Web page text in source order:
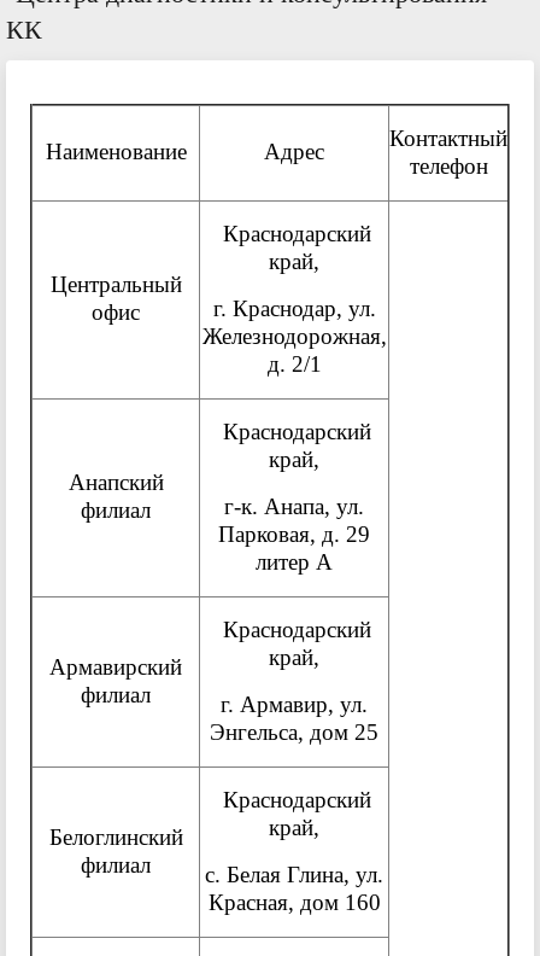
КК
Наименование Адрес
Контактный
телефон
Центральный
офис
Краснодарский
край,
г. Краснодар, ул.
Железнодорожная,
д. 2/1
Анапский
филиал
Краснодарский
край,
г-к. Анапа, ул.
Парковая, д. 29
литер А
Армавирский
филиал
Краснодарский
край,
г. Армавир, ул.
Энгельса, дом 25
Белоглинский
филиал
Краснодарский
край,
с. Белая Глина, ул.
Красная, дом 160